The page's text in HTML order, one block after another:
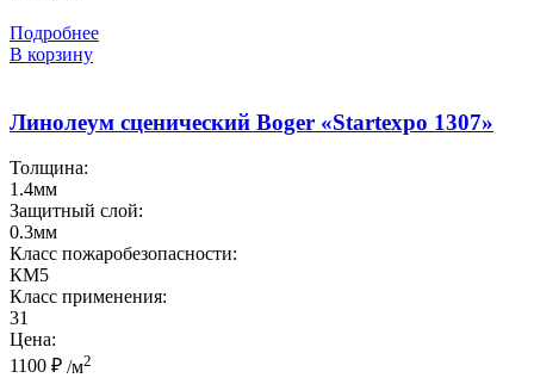
Подробнее
В корзину
Линолеум сценический Boger «Startexpo 1307»
Толщина:
1.4мм
Защитный слой:
0.3мм
Класс пожаробезопасности:
КМ5
Класс применения:
31
Цена:
1100 ₽ /м2